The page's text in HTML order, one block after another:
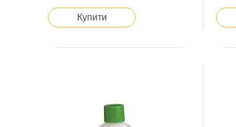
Купити